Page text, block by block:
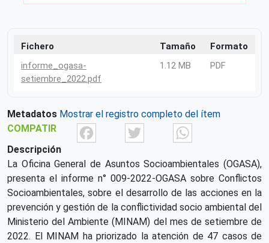
Fichero Tamaño
Formato
informe_ogasa-
setiembre_2022.pdf
1.12 MB PDF
Metadatos Mostrar el registro completo del ítem
COMPATIR
FacebookTwitter
Descripción
La Oficina General de Asuntos Socioambientales (OGASA),
presenta el informe n° 009-2022-OGASA sobre Conflictos
Socioambientales, sobre el desarrollo de las acciones en la
prevención y gestión de la conflictividad socio ambiental del
Ministerio del Ambiente (MINAM) del mes de setiembre de
2022. El MINAM ha priorizado la atención de 47 casos de